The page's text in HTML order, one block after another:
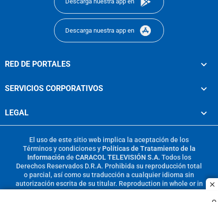
Descarga nuestra app en
RED DE PORTALES
SERVICIOS CORPORATIVOS
LEGAL
El uso de este sitio web implica la aceptación de los
Términos y condicionesy Políticas de Tratamiento de la
Información de CARACOL TELEVISIÓN S.A. Todos los
Derechos Reservados D.R.A. Prohibida su reproducción total
o parcial, así como su traducción a cualquier idioma sin
autorización escrita de su titular. Reproduction in whole or in